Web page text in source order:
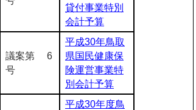
貸付事業特別
会計予算
議案第 6
号
平成30年鳥取
県国民健康保
険運営事業特
別会計予算
平成30年度鳥